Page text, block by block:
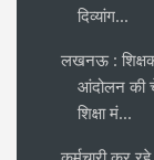
दिव्यांग...
लखनऊ :
आंदोलन की
शिक्षा मं...